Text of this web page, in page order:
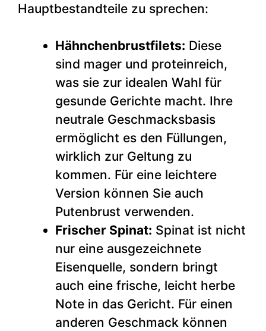
Hauptbestandteile zu sprechen:
Hähnchenbrustfilets: Diese
sind mager und proteinreich,
was sie zur idealen Wahl für
gesunde Gerichte macht. Ihre
neutrale Geschmacksbasis
ermöglicht es den Füllungen,
wirklich zur Geltung zu
kommen. Für eine leichtere
Version können Sie auch
Putenbrust verwenden.
Frischer Spinat: Spinat ist nicht
nur eine ausgezeichnete
Eisenquelle, sondern bringt
auch eine frische, leicht herbe
Note in das Gericht. Für einen
anderen Geschmack können